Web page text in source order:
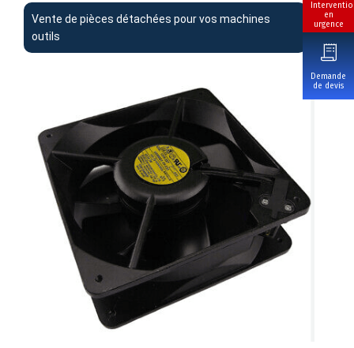
en
urgence
Demande
de devis
Vente de pièces détachées pour vos machines
outils